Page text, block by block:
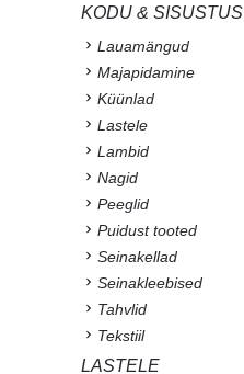
KODU & SISUSTUS
Lauamängud
Majapidamine
Küünlad
Lastele
Lambid
Nagid
Peeglid
Puidust tooted
Seinakellad
Seinakleebised
Tahvlid
Tekstiil
LASTELE